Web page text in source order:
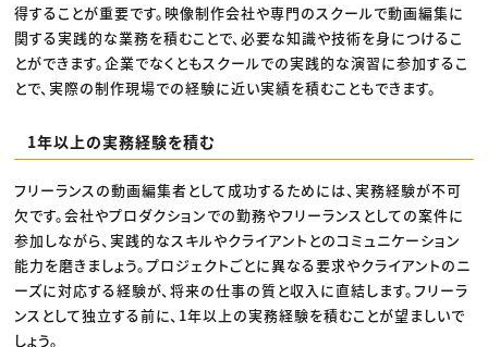
得することが重要です。映像制作会社や専門のスクールで動画編集に
関する実践的な業務を積むことで、必要な知識や技術を身につけるこ
とができます。企業でなくともスクールでの実践的な演習に参加するこ
とで、実際の制作現場での経験に近い実績を積むこともできます。
1年以上の実務経験を積む
フリーランスの動画編集者として成功するためには、実務経験が不可
欠です。会社やプロダクションでの勤務やフリーランスとしての案件に
参加しながら、実践的なスキルやクライアントとのコミュニケーション
能力を磨きましょう。プロジェクトごとに異なる要求やクライアントのニ
ーズに対応する経験が、将来の仕事の質と収入に直結します。フリーラ
ンスとして独立する前に、1年以上の実務経験を積むことが望ましいで
しょう。